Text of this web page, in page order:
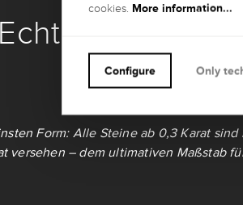
und
Form: Alle Steine ab 0,3 Karat sind
versehen – dem ultimativen Maßstab
cookies. More information...
Configure Only